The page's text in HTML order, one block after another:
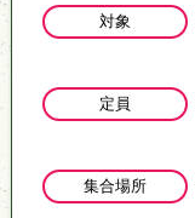
対象
定員
集合場所